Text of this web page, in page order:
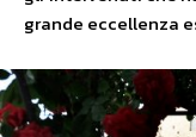
grande eccellenza